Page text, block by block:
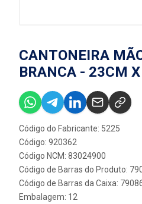
CANTONEIRA
BRANCA - 23CM
Código do Fabricante: 5225
Código: 920362
Código NCM: 83024900
Código de Barras do Produto:
Código de Barras da Caixa:
Embalagem: 12